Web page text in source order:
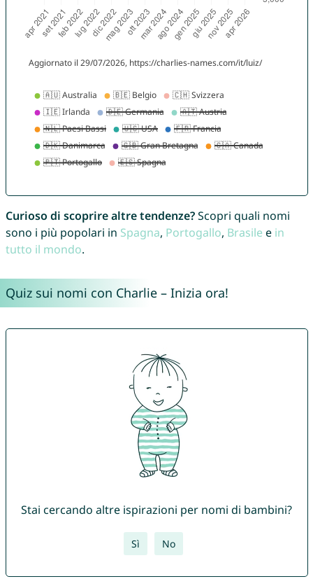
Curioso di scoprire altre tendenze?Scopri quali nomi
sono i più popolari in Spagna, Portogallo, Brasile e in
tutto il mondo.
Quiz sui nomi con Charlie – Inizia ora!
Stai cercando altre ispirazioni per nomi di bambini?
Sì No